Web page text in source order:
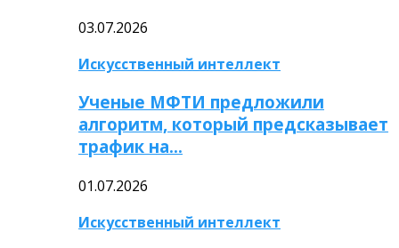
03.07.2026
Искусственный интеллект
Ученые МФТИ предложили
алгоритм, который предсказывает
трафик на…
01.07.2026
Искусственный интеллект